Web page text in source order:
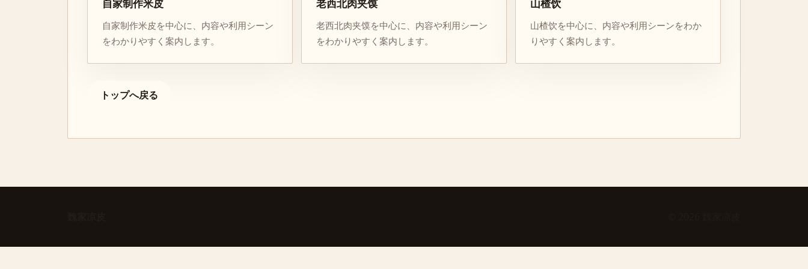
自家制作米皮
自家制作米皮を中心に、内容や利用シーン
をわかりやすく案内します。
老西北肉夹馍
老西北肉夹馍を中心に、内容や利用シーン
をわかりやすく案内します。
山楂饮
山楂饮を中心に、内容や利用シーンをわか
りやすく案内します。
トップへ戻る